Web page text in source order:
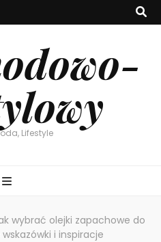
Lifestyle
wybrać olejki zapachowe do
i inspiracje